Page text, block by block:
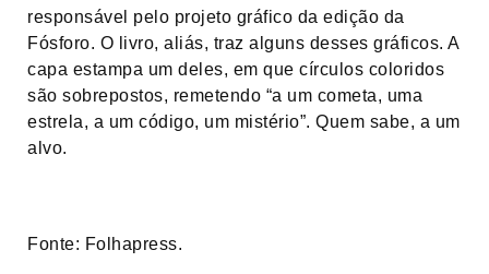
responsável pelo projeto gráfico da edição da
Fósforo. O livro, aliás, traz alguns desses gráficos. A
capa estampa um deles, em que círculos coloridos
são sobrepostos, remetendo “a um cometa, uma
estrela, a um código, um mistério”. Quem sabe, a um
alvo.
Fonte: Folhapress.